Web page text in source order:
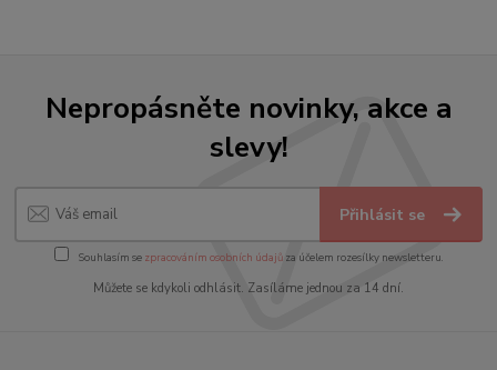
Nepropásněte novinky, akce a
slevy!
Přihlásit se
Souhlasím se zpracováním osobních údajůza účelem rozesílky newsletteru.
Můžete se kdykoli odhlásit. Zasíláme jednou za 14 dní.